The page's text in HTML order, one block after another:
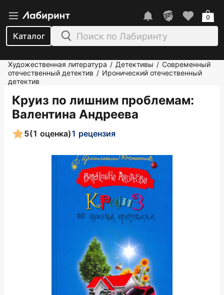
Каталог
0
Художественная литература / Детективы / Современный
отечественный детектив / Иронический отечественный
детектив
Круиз по лишним проблемам:
Валентина Андреева
5(1 оценка)1 рецензия